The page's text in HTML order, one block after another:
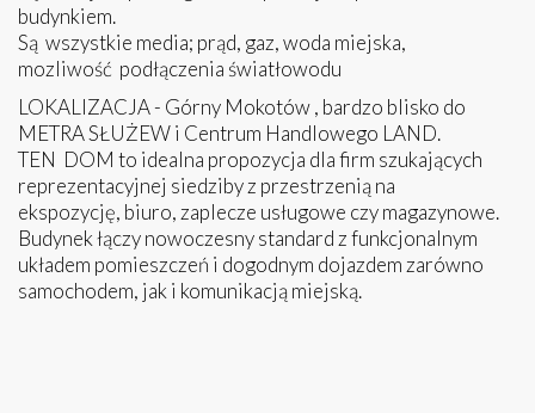
budynkiem.
Są wszystkie media; prąd, gaz, woda miejska,
mozliwość podłączenia światłowodu
LOKALIZACJA - Górny Mokotów , bardzo blisko do
METRA SŁUŻEW i Centrum Handlowego LAND.
TEN DOM to idealna propozycja dla firm szukających
reprezentacyjnej siedziby z przestrzenią na
ekspozycję, biuro, zaplecze usługowe czy magazynowe.
Budynek łączy nowoczesny standard z funkcjonalnym
układem pomieszczeń i dogodnym dojazdem zarówno
samochodem, jak i komunikacją miejską.